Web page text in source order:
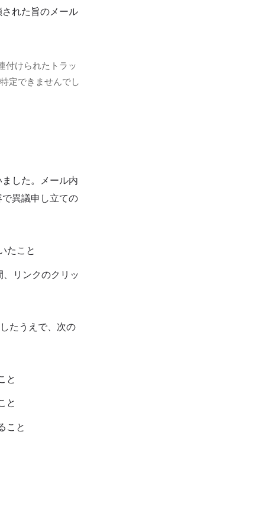
れた旨のメール
付けられたトラッ
定できませんでし
した。メール内
異議申し立ての
たこと
リンクのクリッ
たうえで、次の
と
と
こと